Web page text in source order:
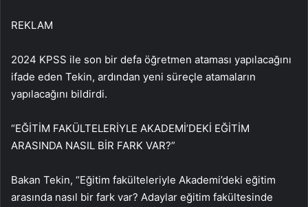
REKLAM
2024 KPSS ile son bir defa öğretmen ataması yapılacağını
ifade eden Tekin, ardından yeni süreçle atamaların
yapılacağını bildirdi.
“EĞİTİM FAKÜLTELERİYLE AKADEMİ’DEKİ EĞİTİM
ARASINDA NASIL BİR FARK VAR?”
Bakan Tekin, “Eğitim fakülteleriyle Akademi’deki eğitim
arasında nasıl bir fark var? Adaylar eğitim fakültesinde